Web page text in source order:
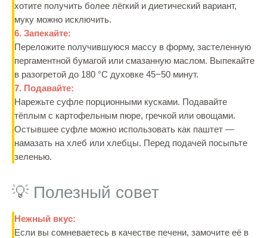
хотите получить более лёгкий и диетический вариант,
муку можно исключить.
6. Запекайте:
Переложите получившуюся массу в форму, застеленную
пергаментной бумагой или смазанную маслом. Выпекайте
в разогретой до 180 °C духовке 45−50 минут.
7. Подавайте:
Нарежьте суфле порционными кусками. Подавайте
тёплым с картофельным пюре, гречкой или овощами.
Остывшее суфле можно использовать как паштет —
намазать на хлеб или хлебцы. Перед подачей посыпьте
зеленью.
💡 Полезный совет
Нежный вкус:
Если вы сомневаетесь в качестве печени, замочите её в